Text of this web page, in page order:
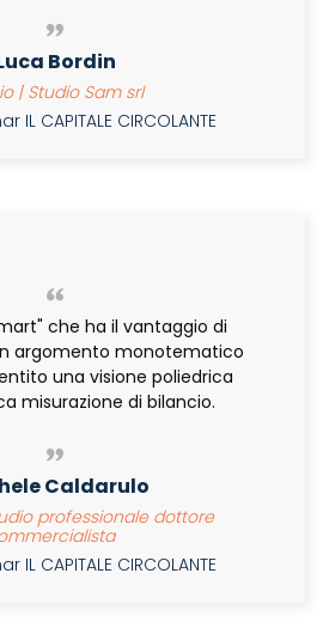
Bordin
| Studio Sam srl
IL CAPITALE CIRCOLANTE
che ha il vantaggio di
argomento monotematico
una visione poliedrica
misurazione di bilancio.
Caldarulo
professionale dottore
IL CAPITALE CIRCOLANTE